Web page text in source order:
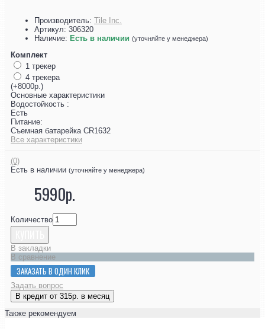
Производитель: Tile Inc.
Артикул: 306320
Наличие: Есть в наличии (уточняйте у менеджера)
Комплект
1 трекер
4 трекера
(+8000р.)
Основные характеристики
Водостойкость :
Есть
Питание:
Съемная батарейка CR1632
Все характеристики
(0)
Есть в наличии (уточняйте у менеджера)
5990р.
Количество
В закладки
В сравнение
ЗАКАЗАТЬ В ОДИН КЛИК
Задать вопрос
В кредит от 315р. в месяц
Также рекомендуем